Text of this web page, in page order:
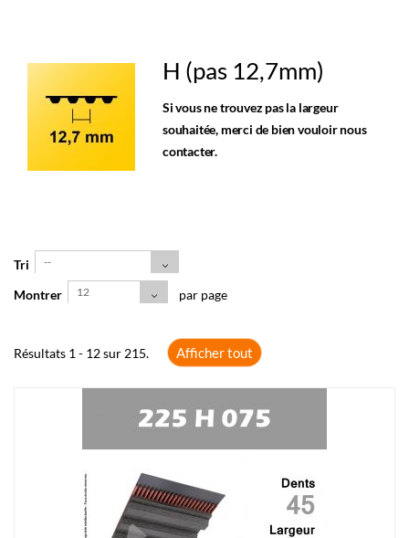
H (pas 12,7mm)
Si vous ne trouvez pas la largeur
souhaitée, merci de bien vouloir nous
contacter.
Tri --
Montrer 12 par page
Résultats 1 - 12 sur 215. Afficher tout